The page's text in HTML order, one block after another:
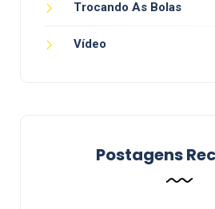
Trocando As Bolas
Vídeo
Postagens